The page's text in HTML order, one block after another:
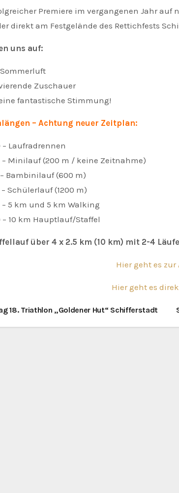
Premiere im vergangenen Jahr
direkt am Festgelände des Rettichfests
uns auf:
Zuschauer
fantastische Stimmung!
– Achtung neuer Zeitplan:
– Laufradrennen
– Minilauf (200 m / keine Zeitnahme)
– Bambinilauf (600 m)
– Schülerlauf (1200 m)
– 5 km und 5 km Walking
– 10 km Hauptlauf/Staffel
über 4 x 2.5 km (10 km) mit 2-4
Hier geht es
Hier geht es
18. Triathlon „Goldener Hut“ Schifferstadt